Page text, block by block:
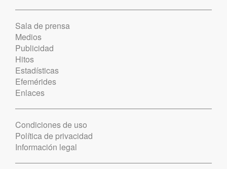
Sala de prensa
Medios
Publicidad
Hitos
Estadísticas
Efemérides
Enlaces
Condiciones de uso
Política de privacidad
Información legal